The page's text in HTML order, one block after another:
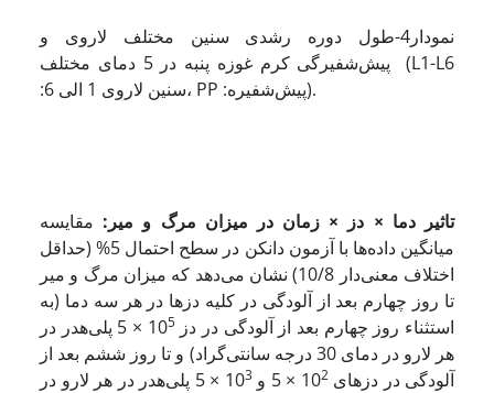
نمودار4-طول دوره رشدی سنین مختلف لاروی و
پیش‌شفیرگی کرم غوزه پنبه در 5 دمای مختلف (L1-L6
:سنین لاروی 1 الی 6، PP :پیش‌شفیره).
تاثیر دما × دز × زمان در میزان مرگ و میر: مقایسه
میانگین داده‌ها با آزمون دانکن در سطح احتمال 5% (حداقل
اختلاف معنی‌دار 10/8) نشان می‌دهد که میزان مرگ و میر
تا روز چهارم بعد از آلودگی در کلیه دزها در هر سه دما (به
استثناء روز چهارم بعد از آلودگی در دز 105
× 5 پلی‌هدر در
هر لارو در دمای 30 درجه سانتی‌گراد) و تا روز ششم بعد از
آلودگی در دزهای 102 × 5 و 10 3
× 5 پلی‌هدر در هر لارو در